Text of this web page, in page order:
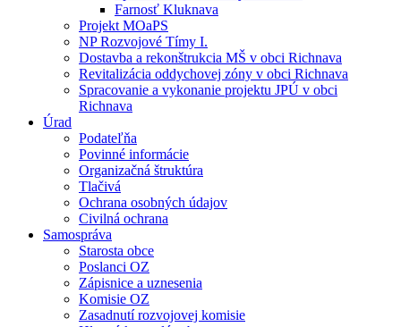
Farnosť Kluknava
Projekt MOaPS
NP Rozvojové Tímy I.
Dostavba a rekonštrukcia MŠ v obci Richnava
Revitalizácia oddychovej zóny v obci Richnava
Spracovanie a vykonanie projektu JPÚ v obci
Richnava
Úrad
Podateľňa
Povinné informácie
Organizačná štruktúra
Tlačivá
Ochrana osobných údajov
Civilná ochrana
Samospráva
Starosta obce
Poslanci OZ
Zápisnice a uznesenia
Komisie OZ
Zasadnutí rozvojovej komisie